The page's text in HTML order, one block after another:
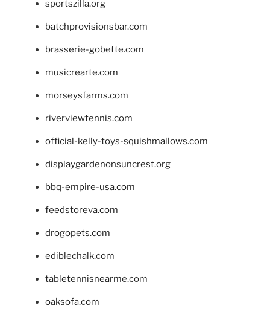
sportszilla.org
batchprovisionsbar.com
brasserie-gobette.com
musicrearte.com
morseysfarms.com
riverviewtennis.com
official-kelly-toys-squishmallows.com
displaygardenonsuncrest.org
bbq-empire-usa.com
feedstoreva.com
drogopets.com
ediblechalk.com
tabletennisnearme.com
oaksofa.com